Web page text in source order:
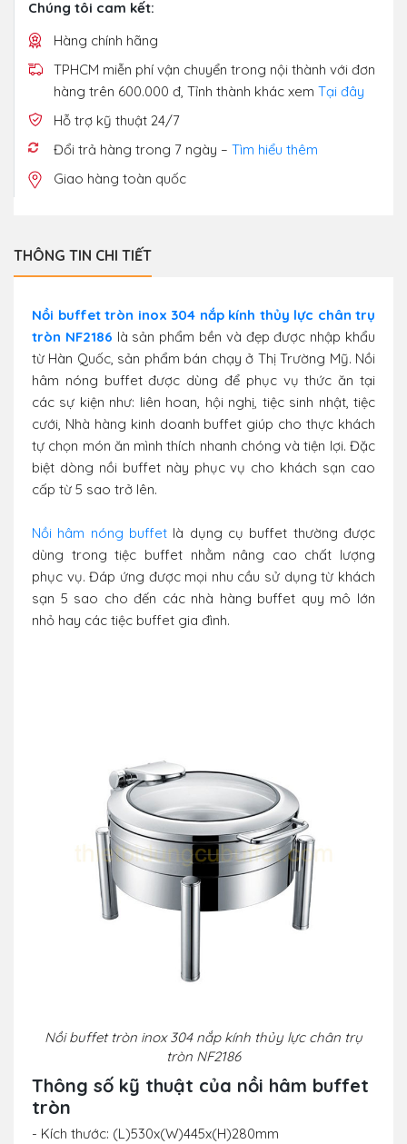
Chúng tôi cam kết:
Hàng chính hãng
TPHCM miễn phí vận chuyển trong nội thành với đơn
hàng trên 600.000 đ, Tỉnh thành khác xem Tại đây
Hỗ trợ kỹ thuật 24/7
Đổi trả hàng trong 7 ngày – Tìm hiểu thêm
Giao hàng toàn quốc
THÔNG TIN CHI TIẾT
Nồi buffet tròn inox 304 nắp kính thủy lực chân trụ
tròn NF2186 là sản phẩm bền và đẹp được nhập khẩu
từ Hàn Quốc, sản phẩm bán chạy ở Thị Trường Mỹ. Nồi
hâm nóng buffet được dùng để phục vụ thức ăn tại
các sự kiện như: liên hoan, hội nghị, tiệc sinh nhật, tiệc
cưới, Nhà hàng kinh doanh buffet giúp cho thực khách
tự chọn món ăn mình thích nhanh chóng và tiện lợi. Đặc
biệt dòng nồi buffet này phục vụ cho khách sạn cao
cấp từ 5 sao trở lên.
Nồi hâm nóng buffet là dụng cụ buffet thường được
dùng trong tiệc buffet nhằm nâng cao chất lượng
phục vụ. Đáp ứng được mọi nhu cầu sử dụng từ khách
sạn 5 sao cho đến các nhà hàng buffet quy mô lớn
nhỏ hay các tiệc buffet gia đình.
Nồi buffet tròn inox 304 nắp kính thủy lực chân trụ
tròn NF2186
Thông số kỹ thuật của nồi hâm buffet
tròn
- Kích thước: (L)530x(W)445x(H)280mm